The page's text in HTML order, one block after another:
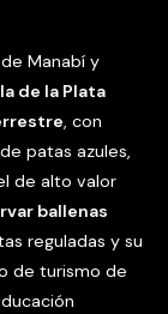
Manabí y
de la Plata
, con
patas azules,
de alto valor
ballenas
reguladas y su
de turismo de